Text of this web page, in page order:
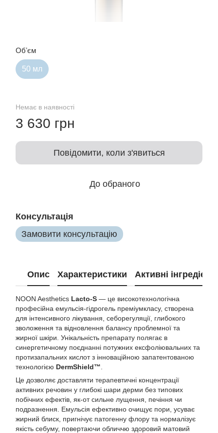
Обʼєм
50 мл
Немає в наявності
3 630 грн
Повідомити, коли з'явиться
До обраного
Консультація
Замовити консультацію
Опис Характеристики Активні
NOON Aesthetics Lacto-S — це високотехнологічна
професійна емульсія-гідрогель преміумкласу, створена
для інтенсивного лікування, себорегуляції, глибокого
зволоження та відновлення балансу проблемної та
жирної шкіри. Унікальність препарату полягає в
синергетичному поєднанні потужних ексфоліювальних та
протизапальних кислот з інноваційною запатентованою
технологією DermShield™
Це дозволяє доставляти терапевтичні концентрації
активних речовин у глибокі шари дерми без типових
побічних ефектів, як-от сильне лущення, печіння чи
подразнення. Емульсія ефективно очищує пори, усуває
жирний блиск, пригнічує патогенну флору та нормалізує
якість себуму, повертаючи обличчю здоровий матовий